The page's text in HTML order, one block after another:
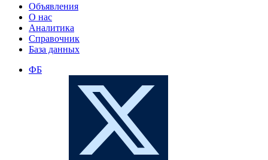
Объявления
О нас
Аналитика
Справочник
База данных
ФБ